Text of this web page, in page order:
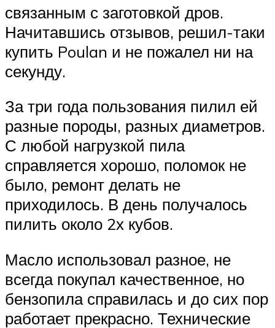
связанным с заготовкой дров.
Начитавшись отзывов, решил-таки
купить Poulan и не пожалел ни на
секунду.
За три года пользования пилил ей
разные породы, разных диаметров.
С любой нагрузкой пила
справляется хорошо, поломок не
было, ремонт делать не
приходилось. В день получалось
пилить около 2х кубов.
Масло использовал разное, не
всегда покупал качественное, но
бензопила справилась и до сих пор
работает прекрасно. Технические